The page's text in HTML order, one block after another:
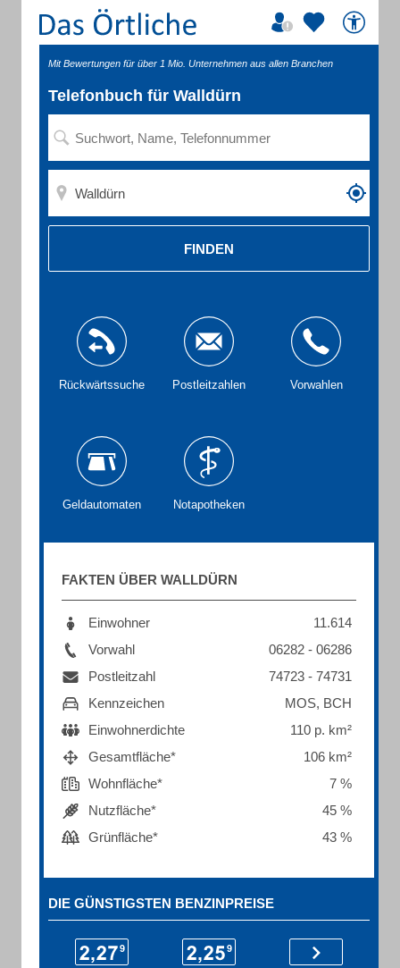
Mit Bewertungen für über 1 Mio. Unternehmen aus allen Branchen
Telefonbuch für Walldürn
FINDEN
Rückwärtssuche Postleitzahlen Vorwahlen
Geldautomaten Notapotheken
FAKTEN ÜBER WALLDÜRN
Einwohner
11.614
Vorwahl
06282 - 06286
Postleitzahl
74723 - 74731
Kennzeichen
MOS, BCH
Einwohnerdichte
110 p. km²
Gesamtfläche*
106 km²
Wohnfläche*
7 %
Nutzfläche*
45 %
Grünfläche*
43 %
DIE GÜNSTIGSTEN BENZINPREISE